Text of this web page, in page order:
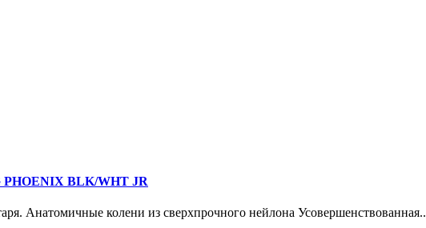
PHOENIX BLK/WHT JR
Анатомичные колени из сверхпрочного нейлона Усовершенствованная..